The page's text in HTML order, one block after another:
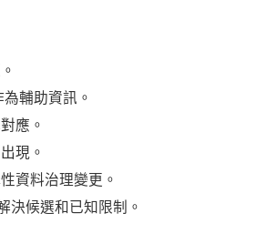
輔助資訊。
應。
現。
資料治理變更。
決候選和已知限制。